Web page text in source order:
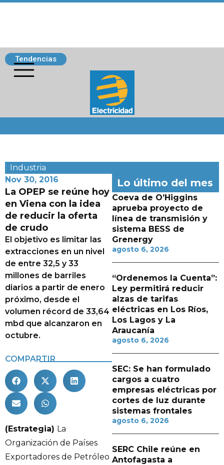
Tendencias
Industria
Nov 30, 2016
La OPEP se reúne hoy
en Viena con la idea
de reducir la oferta
de crudo
El objetivo es limitar las
extracciones en un nivel
de entre 32,5 y 33
millones de barriles
diarios a partir de enero
próximo, desde el
volumen récord de 33,64
mbd que alcanzaron en
octubre.
COMPARTIR
(Estrategia) La
Organización de Países
Exportadores de Petróleo
Lo último del mes
Coeva de O’Higgins
aprueba proyecto de
línea de transmisión y
sistema BESS de
Grenergy
agosto 6, 2026
“Ordenemos la Cuenta”:
Ley permitirá reducir
alzas de tarifas
eléctricas en Los Ríos,
Los Lagos y La
Araucanía
agosto 6, 2026
SEC: Se han formulado
cargos a cuatro
empresas eléctricas por
cortes de luz durante
sistemas frontales
agosto 6, 2026
SERC Chile reúne en
Antofagasta a